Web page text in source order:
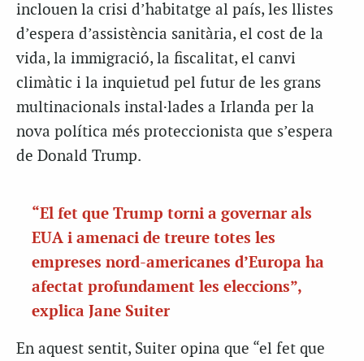
inclouen la crisi d’habitatge al país, les llistes
d’espera d’assistència sanitària, el cost de la
vida, la immigració, la fiscalitat, el canvi
climàtic i la inquietud pel futur de les grans
multinacionals instal·lades a Irlanda per la
nova política més proteccionista que s’espera
de Donald Trump.
“El fet que Trump torni a governar als
EUA i amenaci de treure totes les
empreses nord-americanes d’Europa ha
afectat profundament les eleccions”,
explica Jane Suiter
En aquest sentit, Suiter opina que “el fet que